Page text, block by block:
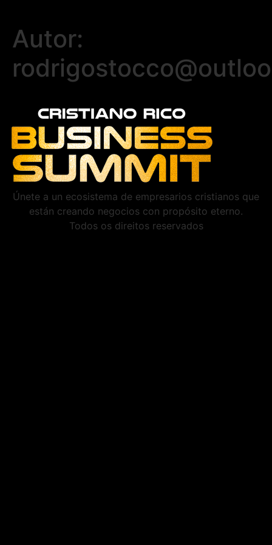
Autor:
Únete a un ecosistema de empresarios cristianos que
están creando negocios con propósito eterno.
Todos os direitos reservados